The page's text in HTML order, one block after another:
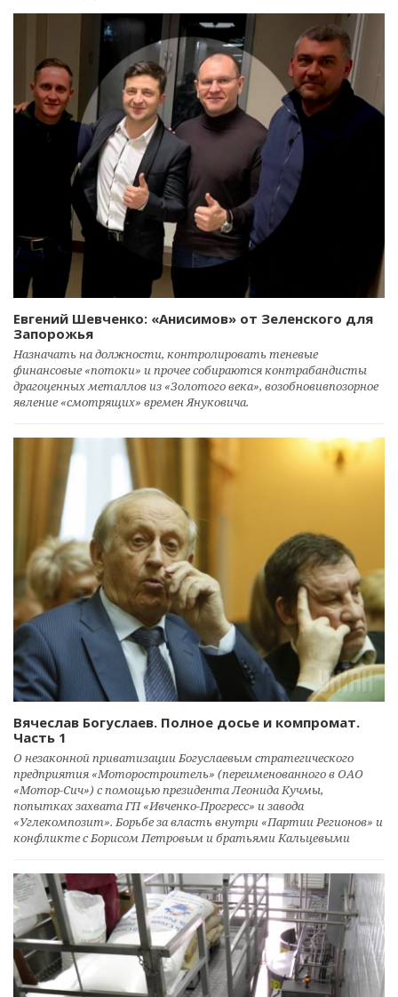
Евгений Шевченко: «Анисимов» от Зеленского для
Запорожья
Назначать на должности, контролировать теневые
финансовые «потоки» и прочее собираются контрабандисты
драгоценных металлов из «Золотого века», возобновивпозорное
явление «смотрящих» времен Януковича.
Вячеслав Богуслаев. Полное досье и компромат.
Часть 1
О незаконной приватизации Богуслаевым стратегического
предприятия «Моторостроитель» (переименованного в ОАО
«Мотор-Сич») с помощью президента Леонида Кучмы,
попытках захвата ГП «Ивченко-Прогресс» и завода
«Углекомпозит». Борьбе за власть внутри «Партии Регионов» и
конфликте с Борисом Петровым и братьями Кальцевыми